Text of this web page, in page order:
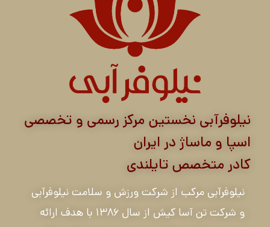
نیلوفرآبی نخستین مرکز رسمی و تخصصی
اسپا و ماساژ در ایران
کادر متخصص تایلندی
نیلوفرآبی مرکب از شرکت ورزش و سلامت نیلوفرآبی
و شرکت تن آسا کیش از سال ۱۳۸۶ با هدف ارائه